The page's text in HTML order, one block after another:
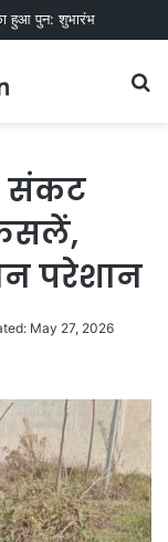
हुआ पुन: शुभारंभ
संकट
परेशान
May 27, 2026